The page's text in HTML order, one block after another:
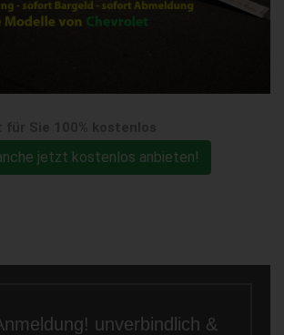
jetzt kostenlos anbieten!
unverbindlich &